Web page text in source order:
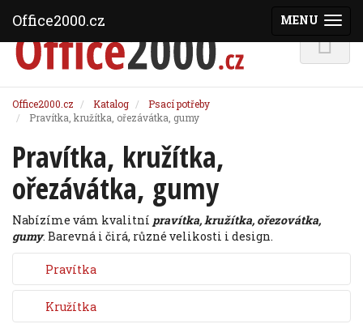
Office2000.cz Katalog
Psací potřeby
Pravítka, kružítka, ořezávátka, gumy
Pravítka, kružítka,
ořezávátka, gumy
Nabízíme vám kvalitní pravítka, kružítka, ořezovátka,
gumy. Barevná i čirá, různé velikosti i design.
Pravítka
Kružítka
MENU
Office2000.cz